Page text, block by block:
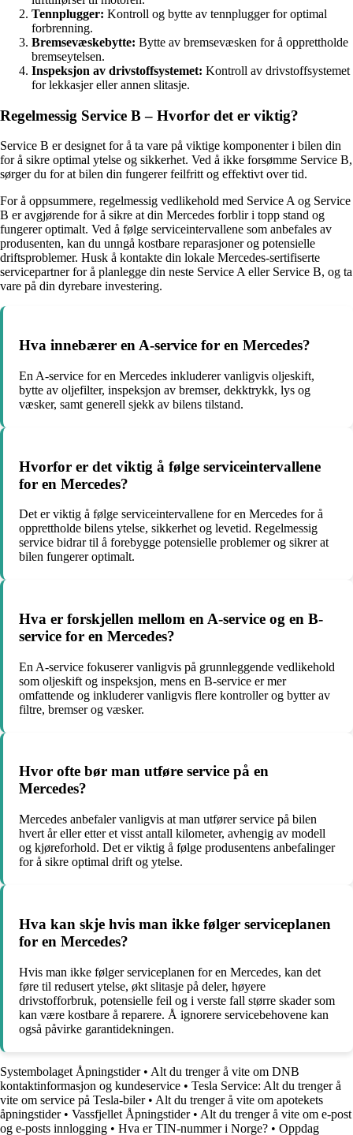
Tennplugger: Kontroll og bytte av tennplugger for optimal
forbrenning.
Bremsevæskebytte: Bytte av bremsevæsken for å opprettholde
bremseytelsen.
Inspeksjon av drivstoffsystemet: Kontroll av drivstoffsystemet
for lekkasjer eller annen slitasje.
Regelmessig Service B – Hvorfor det er viktig?
Service B er designet for å ta vare på viktige komponenter i bilen din
for å sikre optimal ytelse og sikkerhet. Ved å ikke forsømme Service B,
sørger du for at bilen din fungerer feilfritt og effektivt over tid.
For å oppsummere, regelmessig vedlikehold med Service A og Service
B er avgjørende for å sikre at din Mercedes forblir i topp stand og
fungerer optimalt. Ved å følge serviceintervallene som anbefales av
produsenten, kan du unngå kostbare reparasjoner og potensielle
driftsproblemer. Husk å kontakte din lokale Mercedes-sertifiserte
servicepartner for å planlegge din neste Service A eller Service B, og ta
vare på din dyrebare investering.
Hva innebærer en A-service for en Mercedes?
En A-service for en Mercedes inkluderer vanligvis oljeskift,
bytte av oljefilter, inspeksjon av bremser, dekktrykk, lys og
væsker, samt generell sjekk av bilens tilstand.
Hvorfor er det viktig å følge serviceintervallene
for en Mercedes?
Det er viktig å følge serviceintervallene for en Mercedes for å
opprettholde bilens ytelse, sikkerhet og levetid. Regelmessig
service bidrar til å forebygge potensielle problemer og sikrer at
bilen fungerer optimalt.
Hva er forskjellen mellom en A-service og en B-
service for en Mercedes?
En A-service fokuserer vanligvis på grunnleggende vedlikehold
som oljeskift og inspeksjon, mens en B-service er mer
omfattende og inkluderer vanligvis flere kontroller og bytter av
filtre, bremser og væsker.
Hvor ofte bør man utføre service på en
Mercedes?
Mercedes anbefaler vanligvis at man utfører service på bilen
hvert år eller etter et visst antall kilometer, avhengig av modell
og kjøreforhold. Det er viktig å følge produsentens anbefalinger
for å sikre optimal drift og ytelse.
Hva kan skje hvis man ikke følger serviceplanen
for en Mercedes?
Hvis man ikke følger serviceplanen for en Mercedes, kan det
føre til redusert ytelse, økt slitasje på deler, høyere
drivstofforbruk, potensielle feil og i verste fall større skader som
kan være kostbare å reparere. Å ignorere servicebehovene kan
også påvirke garantidekningen.
Systembolaget Åpningstider• Alt du trenger å vite om DNB
kontaktinformasjon og kundeservice • Tesla Service: Alt du trenger å
vite om service på Tesla-biler • Alt du trenger å vite om apotekets
åpningstider• Vassfjellet Åpningstider• Alt du trenger å vite om e-post
og e-posts innlogging • Hva er TIN-nummer i Norge? • Oppdag